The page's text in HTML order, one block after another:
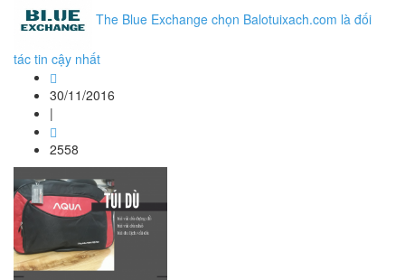
The Blue Exchange chọn Balotuixach.com là đối
tác tin cậy nhất
30/11/2016
|
2558